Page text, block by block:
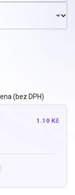
(bez DPH)
1.10 Kč